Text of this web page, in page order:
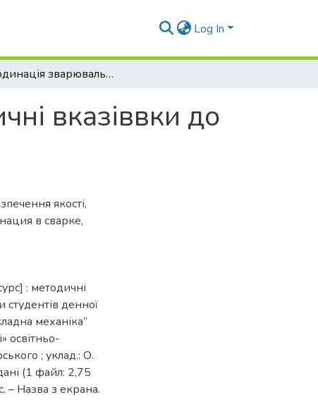
Log In
Координація зварювальних робіт. Методичні вказіввки до практичних занять та самостійної роботи
вказіввки до
якості,
в сварке,
: методичні
студентів денної
механіка”
освітньо-
; уклад.: О.
(1 файл: 2,75
– Назва з екрана.